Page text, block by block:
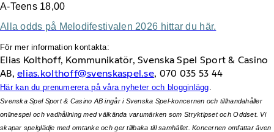
A-Teens 18,00
Alla odds på Melodifestivalen 2026 hittar du här.
För mer information kontakta:
Elias Kolthoff, Kommunikatör, Svenska Spel Sport & Casino
AB,elias.kolthoff@svenskaspel.se, 070 035 53 44
Här kan du prenumerera på våra nyheter och blogginlägg
Svenska Spel Sport & Casino AB ingår i Svenska Spel-koncernen och tillhandahåller
onlinespel och vadhållning med välkända varumärken som Stryktipset och Oddset. Vi
skapar spelglädje med omtanke och ger tillbaka till samhället. Koncernen omfattar även